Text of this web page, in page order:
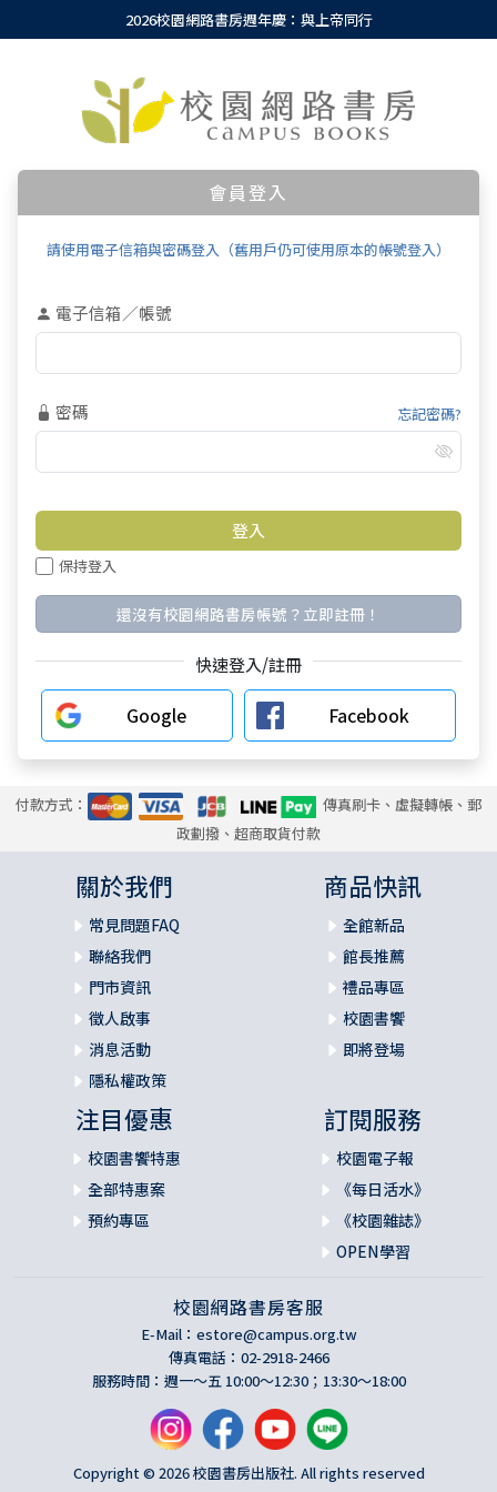
2026校園網路書房週年慶：與上帝同行
會員登入
請使用電子信箱與密碼登入（舊用戶仍可使用原本的帳號登入）
電子信箱／帳號
密碼 忘記密碼?
保持登入
還沒有校園網路書房帳號？立即註冊！
快速登入/註冊
Google Facebook
付款方式：
傳真刷卡、虛擬轉帳、郵
政劃撥、超商取貨付款
關於我們
常見問題FAQ
聯絡我們
門市資訊
徵人啟事
消息活動
隱私權政策
商品快訊
全館新品
館長推薦
禮品專區
校園書饗
即將登場
注目優惠
校園書饗特惠
全部特惠案
預約專區
訂閱服務
校園電子報
《每日活水》
《校園雜誌》
OPEN學習
校園網路書房客服
E-Mail： estore@campus.org.tw
傳真電話：02-2918-2466
服務時間：週一～五 10:00～12:30；13:30～18:00
Copyright © 2026 校園書房出版社. All rights reserved